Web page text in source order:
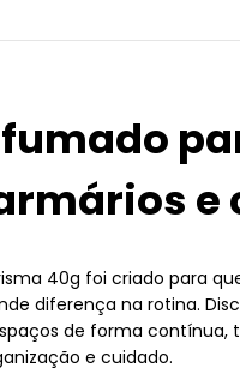
e
40g foi criado para
diferença na rotina.
de forma contínua,
e cuidado.